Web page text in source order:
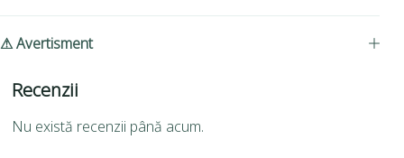
⚠ Avertisment
Recenzii
Nu există recenzii până acum.